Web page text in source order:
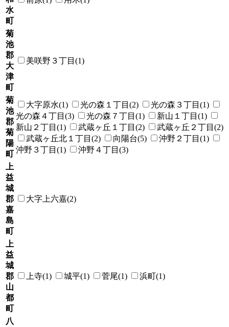
水
町
菊
池
郡
大
津
町
美咲野３丁目(1)
菊
池
郡
菊
陽
町
大字原水(1) 光の森１丁目(2)
光の森３丁目(1)
光の森４丁目(3)
光の森７丁目(1)
新山１丁目(1)
新山２丁目(1)
武蔵ヶ丘１丁目(2)
武蔵ヶ丘２丁目(2)
武蔵ヶ丘北１丁目(2)
向陽台(5)
沖野２丁目(1)
沖野３丁目(1)
沖野４丁目(3)
上
益
城
郡
嘉
島
町
大字上六嘉(2)
上
益
城
郡
山
都
町
上寺(1) 城平(1) 菅尾(1) 浜町(1)
八